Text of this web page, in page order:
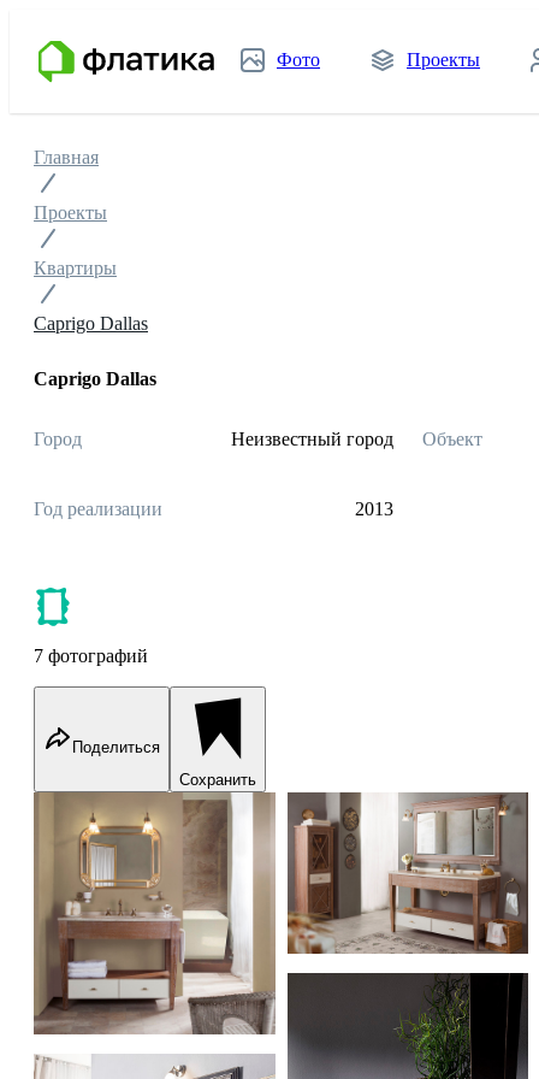
Фото Проекты
Главная
Проекты
Квартиры
Caprigo Dallas
Caprigo Dallas
Город Неизвестный город Объект
Год реализации 2013
7 фотографий
Поделиться
Сохранить
Caprigo Dallas Caprigo Dallas